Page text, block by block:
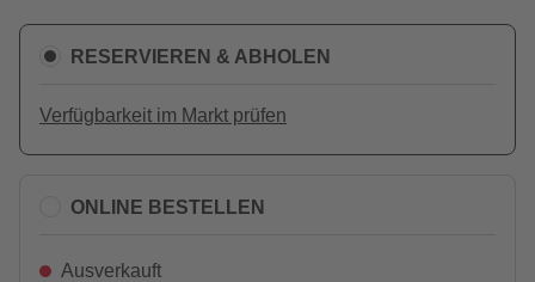
RESERVIEREN & ABHOLEN
Verfügbarkeit im Markt prüfen
ONLINE BESTELLEN
Ausverkauft